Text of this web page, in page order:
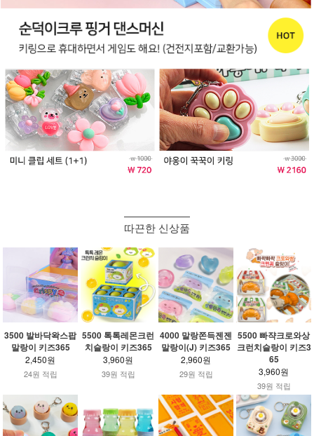
따끈한 신상품
3500 발바닥왁스팝
말랑이 키즈365
2,450원
24원 적립
5500 톡톡레몬크런
치슬랑이 키즈365
3,960원
39원 적립
4000 말랑쫀득젠젠
말랑이(J) 키즈365
2,960원
29원 적립
5500 빠쟉크로와상
크런치슬랑이 키즈3
65
3,960원
39원 적립